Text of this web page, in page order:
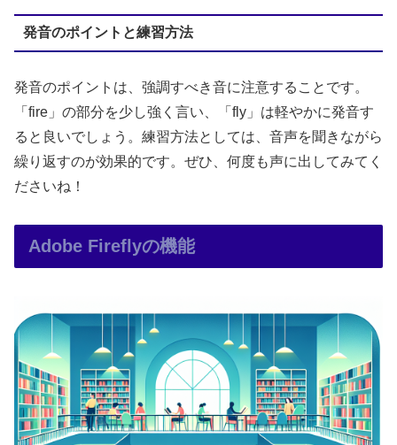
発音のポイントと練習方法
発音のポイントは、強調すべき音に注意することです。
「fire」の部分を少し強く言い、「fly」は軽やかに発音す
ると良いでしょう。練習方法としては、音声を聞きながら
繰り返すのが効果的です。ぜひ、何度も声に出してみてく
ださいね！
Adobe Fireflyの機能